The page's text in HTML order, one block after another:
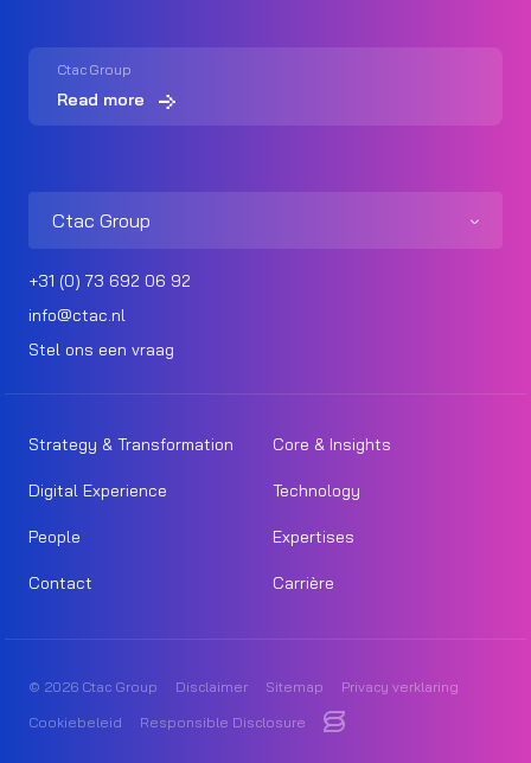
Ctac Group
Read more
Ctac Group
+31 (0) 73 692 06 92
info@ctac.nl
Stel ons een vraag
Strategy & Transformation Core & Insights
Digital Experience Technology
People Expertises
Contact Carrière
© 2026 Ctac Group Disclaimer Sitemap
Privacy verklaring
Cookiebeleid
Responsible Disclosure